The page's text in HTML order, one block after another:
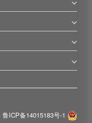
鲁ICP备14015183号-1